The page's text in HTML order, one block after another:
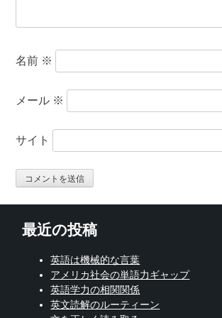
名前 ※
メール ※
サイト
最近の投稿
英語は機械的な言葉
アメリカ社会の単語力ギャップ
英語学力の相関関係
英文読解のルーティーン